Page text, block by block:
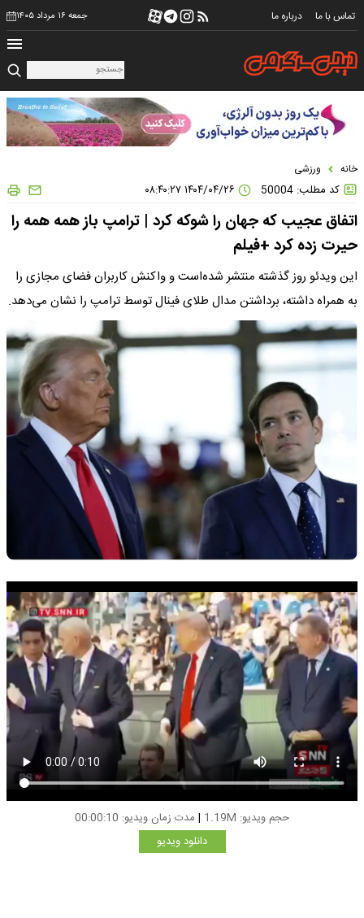
تماس با ما درباره ما جمعه ۱۶ مرداد ۱۴۰۵
خانه ورزشی
کد مطلب: 50004
اتفاق عجیب که جهان را شوکه کرد | ترامپ باز همه همه را
حیرت زده کرد +فیلم
این ویدئو روز گذشته منتشر شده‌است و واکنش کاربران فضای مجازی را
به همراه داشته، برداشتن مدال طلای فینال توسط ترامپ را نشان می‌دهد.
حجم ویدیو: 1.19M | مدت زمان ویدیو: 00:00:10
دانلود ویدیو